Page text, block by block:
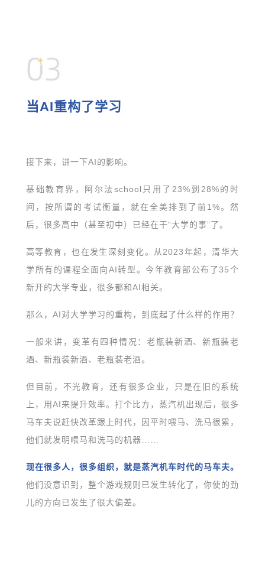
当AI重构了学习
接下来，讲一下AI的影响。
基础教育界，阿尔法school只用了23%到28%的时
间，按所谓的考试衡量，就在全美排到了前1%。然
后，很多高中（甚至初中）已经在干“大学的事”了。
高等教育，也在发生深刻变化。从2023年起，清华大
学所有的课程全面向AI转型。今年教育部公布了35个
新开的大学专业，很多都和AI相关。
那么，AI对大学学习的重构，到底起了什么样的作用？
一般来讲，变革有四种情况：老瓶装新酒、新瓶装老
酒、新瓶装新酒、老瓶装老酒。
但目前，不光教育，还有很多企业，只是在旧的系统
上，用AI来提升效率。打个比方，蒸汽机出现后，很多
马车夫说赶快改革跟上时代，因平时喂马、洗马很累，
他们就发明喂马和洗马的机器……
现在很多人，很多组织，就是蒸汽机车时代的马车夫。
他们没意识到，整个游戏规则已发生转化了，你使的劲
儿的方向已发生了很大偏差。